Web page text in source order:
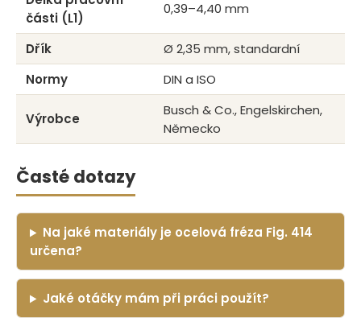
části (L1)
0,39–4,40 mm
Dřík
Ø 2,35 mm, standardní
Normy
DIN a ISO
Výrobce
Busch & Co., Engelskirchen,
Německo
Časté dotazy
Na jaké materiály je ocelová fréza Fig. 414
určena?
Jaké otáčky mám při práci použít?